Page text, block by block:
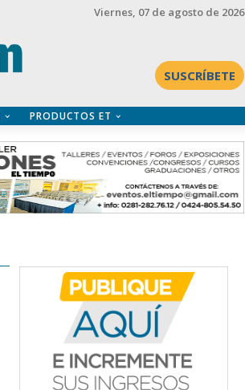
Viernes, 07 de agosto de 2026
SUSCRÍBETE
PRODUCTOS ET